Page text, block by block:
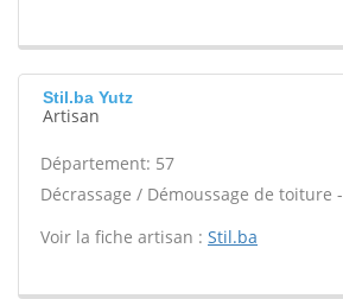
Stil.ba Yutz
Artisan
Département: 57
Décrassage / Démoussage de toiture -
Voir la fiche artisan : Stil.ba